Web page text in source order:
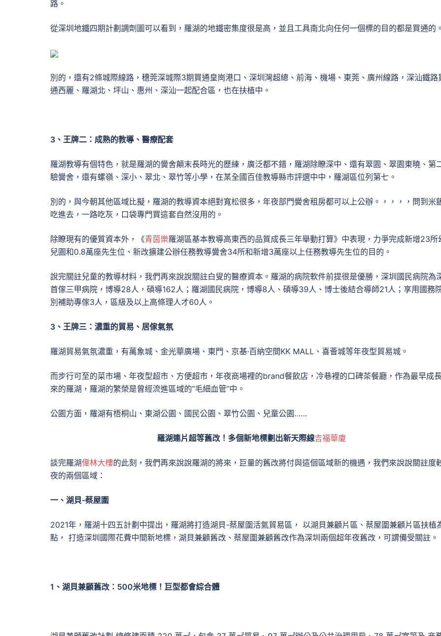
路。
從深圳地鐵四期計劃調劑圖可以看到，羅湖的地鐵密集度很是高，並且工具南北向任何一個標的目的都是買通的。
別的，還有2條城際線路，穗莞深城際3期買通皇崗港口、深圳灣超總、前海、機場、東莞、廣州線路，深汕鐵路
通西麗、羅湖北、坪山、惠州、深汕一起配合區，也在扶植中。
3、王牌二：成熟的教導、醫療配套
羅湖教導有個特色，就是羅湖的黌舍顛末長時光的歷練，廣泛都不錯，羅湖除瞭深中、還有翠園、翠園東曉、第
驗黌舍，還有螺嶺、深小、翠北、翠竹等小學，在某全國百佳教導縣市評選中中，羅湖區位列第七。
別的，與今朝其他區域比擬，羅湖的教導資本絕對寬松很多，年夜部門黌舍租房都可以上公辦。，，，，問到米
吃進去，一路吃灰，口袋專門買這套自然沒用的。
除瞭現有的優質資本外，《青茵樂羅湖區基本教導高東西的品質成長三年舉動打算》中表現，力爭完成新增23所
兒園和0.8萬座先生位、新改擴建公辦任務教導黌舍34所和新增3萬座以上任務教導先生位的目的。
說完關註兒童的教導材料，我們再來說說關註白叟的醫療資本。羅湖的病院軟件前提很是優勝，深圳國民病院為
首傢三甲病院，博導28人，碩導162人；羅湖國民病院，博導8人、碩導39人、博士後結合導師21人；享用國務
別補助專傢3人，區級及以上高條理人才60人。
3、王牌三：濃重的貿易、居傢氣氛
羅湖貿易氣氛濃重，有萬象城、金光華廣場、東門、京基·百納空間KK MALL、喜薈城等年夜型貿易城。
而步行可至的菜市場、年夜型超市、方便超市，年夜商場裡的brand餐飲店，冷巷裡的口碑茶餐廳，作為最早成
來的羅湖，羅湖的繁榮是曾經流進區域的“毛細血管”中。
公園方面，羅湖有梧桐山、東湖公園、國民公園、翠竹公園、兒童公園……
羅湖連片超等舊改！多個新地標劃出新天際線吉福華廈
談完羅湖偉林大樓的此刻，我們再來說說羅湖的將來，巨量的舊改將付與這個區域新的機遇，我們來說說關註度
夜的兩個區域：
一、湖貝-蔡屋圍
2021年，羅湖十四五計劃中提出，羅湖將打造湖貝-蔡屋圍活氣貿易區， 以湖貝兼顧片區、蔡屋圍兼顧片區扶植
點， 打造深圳國際花費中間新地標，湖貝兼顧舊改、蔡屋圍兼顧舊改作為深圳兩個超年夜舊改，可謂備受關註。
1、湖貝兼顧舊改：500米地標！巨型都會綜合體